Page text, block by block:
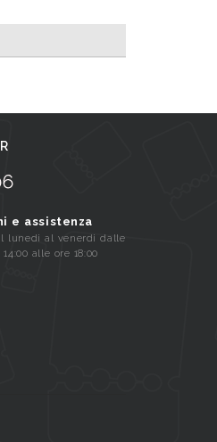
e assistenza
lunedi al venerdi dalle
alle ore 18:00